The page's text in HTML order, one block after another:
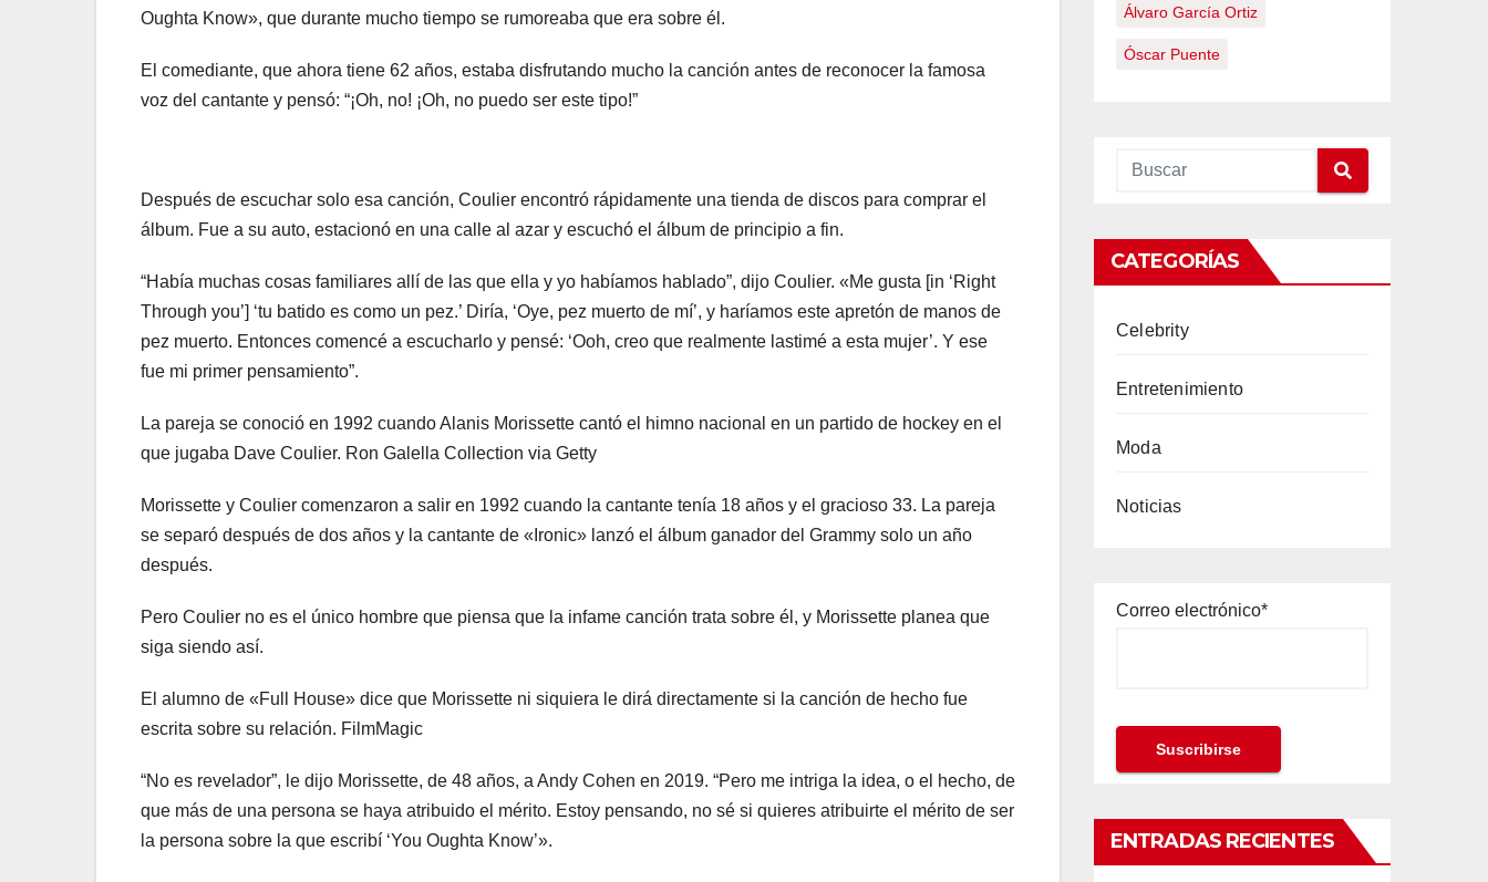
Oughta Know», que durante mucho tiempo se rumoreaba que era sobre él.
El comediante, que ahora tiene 62 años, estaba disfrutando mucho la canción antes de reconocer la famosa
voz del cantante y pensó: “¡Oh, no! ¡Oh, no puedo ser este tipo!”
Después de escuchar solo esa canción, Coulier encontró rápidamente una tienda de discos para comprar el
álbum. Fue a su auto, estacionó en una calle al azar y escuchó el álbum de principio a fin.
“Había muchas cosas familiares allí de las que ella y yo habíamos hablado”, dijo Coulier. «Me gusta [in ‘Right
Through you’] ‘tu batido es como un pez.’ Diría, ‘Oye, pez muerto de mí’, y haríamos este apretón de manos de
pez muerto. Entonces comencé a escucharlo y pensé: ‘Ooh, creo que realmente lastimé a esta mujer’. Y ese
fue mi primer pensamiento”.
La pareja se conoció en 1992 cuando Alanis Morissette cantó el himno nacional en un partido de hockey en el
que jugaba Dave Coulier. Ron Galella Collection via Getty
Morissette y Coulier comenzaron a salir en 1992 cuando la cantante tenía 18 años y el gracioso 33. La pareja
se separó después de dos años y la cantante de «Ironic» lanzó el álbum ganador del Grammy solo un año
después.
Pero Coulier no es el único hombre que piensa que la infame canción trata sobre él, y Morissette planea que
siga siendo así.
El alumno de «Full House» dice que Morissette ni siquiera le dirá directamente si la canción de hecho fue
escrita sobre su relación. FilmMagic
“No es revelador”, le dijo Morissette, de 48 años, a Andy Cohen en 2019. “Pero me intriga la idea, o el hecho, de
que más de una persona se haya atribuido el mérito. Estoy pensando, no sé si quieres atribuirte el mérito de ser
la persona sobre la que escribí ‘You Oughta Know’».
Álvaro García Ortiz
Óscar Puente
CATEGORÍAS
Celebrity
Entretenimiento
Moda
Noticias
Correo electrónico*
ENTRADAS RECIENTES